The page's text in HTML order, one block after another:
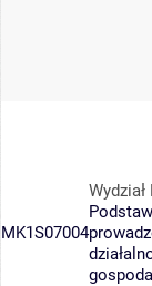
MK1S07004